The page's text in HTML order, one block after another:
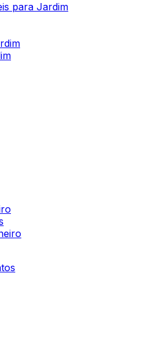
para Jardim